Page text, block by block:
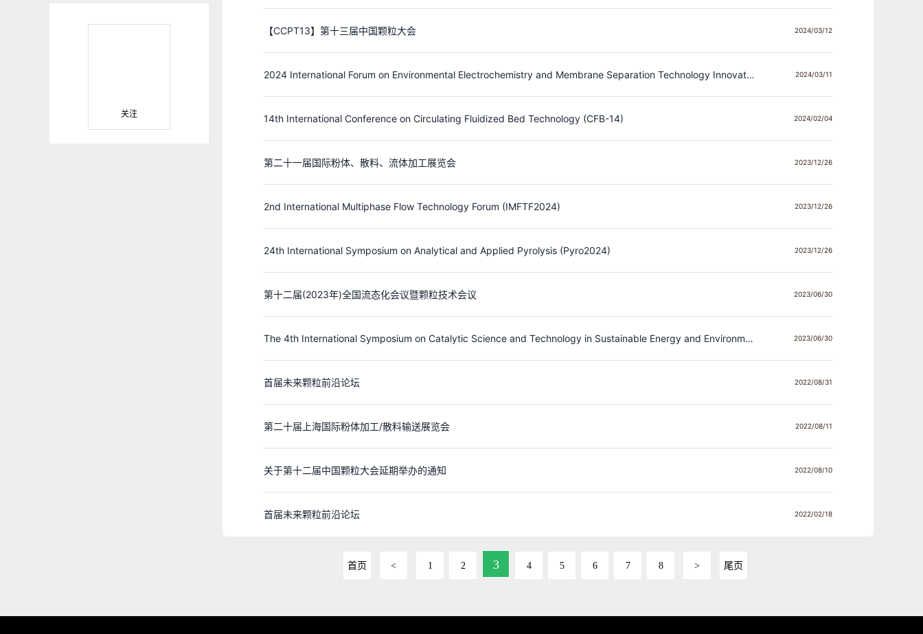
关注
【CCPT13】第十三届中国颗粒大会 2024/03/12
2024 International Forum on Environmental Electrochemistry and Membrane Separation Technology Innovation（EEMS2024） 2024/03/11
14th International Conference on Circulating Fluidized Bed Technology (CFB-14) 2024/02/04
第二十一届国际粉体、散料、流体加工展览会 2023/12/26
2nd International Multiphase Flow Technology Forum (IMFTF2024) 2023/12/26
24th International Symposium on Analytical and Applied Pyrolysis (Pyro2024) 2023/12/26
第十二届(2023年)全国流态化会议暨颗粒技术会议 2023/06/30
The 4th International Symposium on Catalytic Science and Technology in Sustainable Energy and Environment (EECAT2023) 2023/06/30
首届未来颗粒前沿论坛 2022/08/31
第二十届上海国际粉体加工/散料输送展览会 2022/08/11
关于第十二届中国颗粒大会延期举办的通知 2022/08/10
首届未来颗粒前沿论坛 2022/02/18
首页 < 1 2 3 4 5 6 7 8 > 尾页